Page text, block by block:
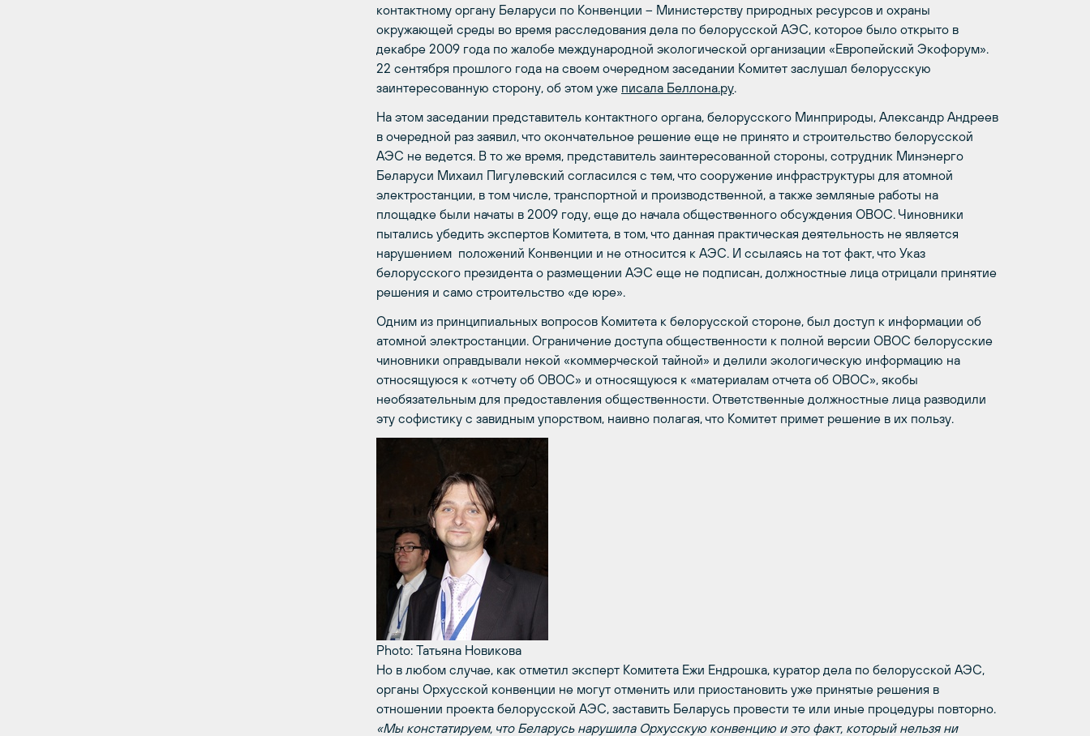
контактному органу Беларуси по Конвенции – Министерству природных ресурсов и охраны
окружающей среды во время расследования дела по белорусской АЭС, которое было открыто в
декабре 2009 года по жалобе международной экологической организации «Европейский Экофорум».
22 сентября прошлого года на своем очередном заседании Комитет заслушал белорусскую
заинтересованную сторону, об этом уже писала Беллона.ру.
На этом заседании представитель контактного органа, белорусского Минприроды, Александр Андреев
в очередной раз заявил, что окончательное решение еще не принято и строительство белорусской
АЭС не ведется. В то же время, представитель заинтересованной стороны, сотрудник Минэнерго
Беларуси Михаил Пигулевский согласился с тем, что сооружение инфраструктуры для атомной
электростанции, в том числе, транспортной и производственной, а также земляные работы на
площадке были начаты в 2009 году, еще до начала общественного обсуждения ОВОС. Чиновники
пытались убедить экспертов Комитета, в том, что данная практическая деятельность не является
нарушением положений Конвенции и не относится к АЭС. И ссылаясь на тот факт, что Указ
белорусского президента о размещении АЭС еще не подписан, должностные лица отрицали принятие
решения и само строительство «де юре».
Одним из принципиальных вопросов Комитета к белорусской стороне, был доступ к информации об
атомной электростанции. Ограничение доступа общественности к полной версии ОВОС белорусские
чиновники оправдывали некой «коммерческой тайной» и делили экологическую информацию на
относящуюся к «отчету об ОВОС» и относящуюся к «материалам отчета об ОВОС», якобы
необязательным для предоставления общественности. Ответственные должностные лица разводили
эту софистику с завидным упорством, наивно полагая, что Комитет примет решение в их пользу.
Photo: Татьяна Новикова
Но в любом случае, как отметил эксперт Комитета Ежи Ендрошка, куратор дела по белорусской АЭС,
органы Орхусской конвенции не могут отменить или приостановить уже принятые решения в
отношении проекта белорусской АЭС, заставить Беларусь провести те или иные процедуры повторно.
«Мы констатируем, что Беларусь нарушила Орхусскую конвенцию и это факт, который нельзя ни